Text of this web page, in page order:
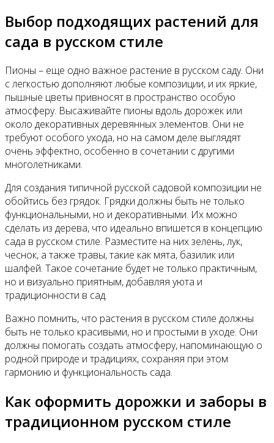
Выбор подходящих растений для
сада в русском стиле
Пионы – еще одно важное растение в русском саду. Они
с легкостью дополняют любые композиции, и их яркие,
пышные цветы привносят в пространство особую
атмосферу. Высаживайте пионы вдоль дорожек или
около декоративных деревянных элементов. Они не
требуют особого ухода, но на самом деле выглядят
очень эффектно, особенно в сочетании с другими
многолетниками.
Для создания типичной русской садовой композиции не
обойтись без грядок. Грядки должны быть не только
функциональными, но и декоративными. Их можно
сделать из дерева, что идеально впишется в концепцию
сада в русском стиле. Разместите на них зелень, лук,
чеснок, а также травы, такие как мята, базилик или
шалфей. Такое сочетание будет не только практичным,
но и визуально приятным, добавляя уюта и
традиционности в сад.
Важно помнить, что растения в русском стиле должны
быть не только красивыми, но и простыми в уходе. Они
должны помогать создать атмосферу, напоминающую о
родной природе и традициях, сохраняя при этом
гармонию и функциональность сада.
Как оформить дорожки и заборы в
традиционном русском стиле